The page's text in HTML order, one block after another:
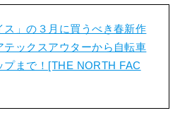
ス」の３月に買うべき春新作
テックスアウターから自転車
プまで！[THE NORTH FAC